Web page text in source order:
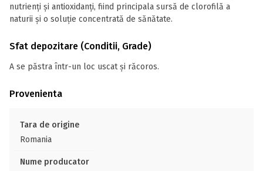
nutrienți și antioxidanți, fiind principala sursă de clorofilă a
naturii și o soluție concentrată de sănătate.
Sfat depozitare (Conditii, Grade)
A se păstra într-un loc uscat și răcoros.
Provenienta
Tara de origine
Romania
Nume producator